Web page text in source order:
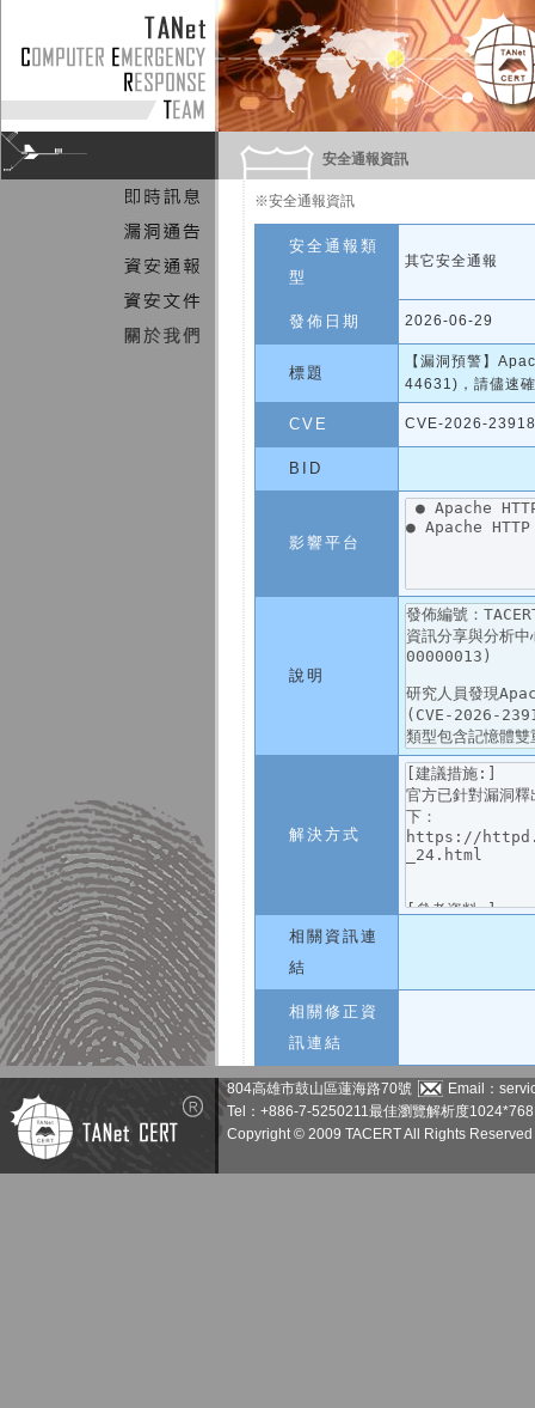
安全通報資訊
※安全通報資訊
安全通報類
型
其它安全通報
發佈日期 2026-06-29
標題
【漏洞預警】
44631)，請儘速
CVE CVE-2026-
BID
影響平台
說明
解決方式
相關資訊連
結
相關修正資
訊連結
804高雄市鼓山區蓮海路70號
Email：
Tel：+886-7-5250211最佳瀏覽解析度
Copyright © 2009 TACERT All Rights Reserved